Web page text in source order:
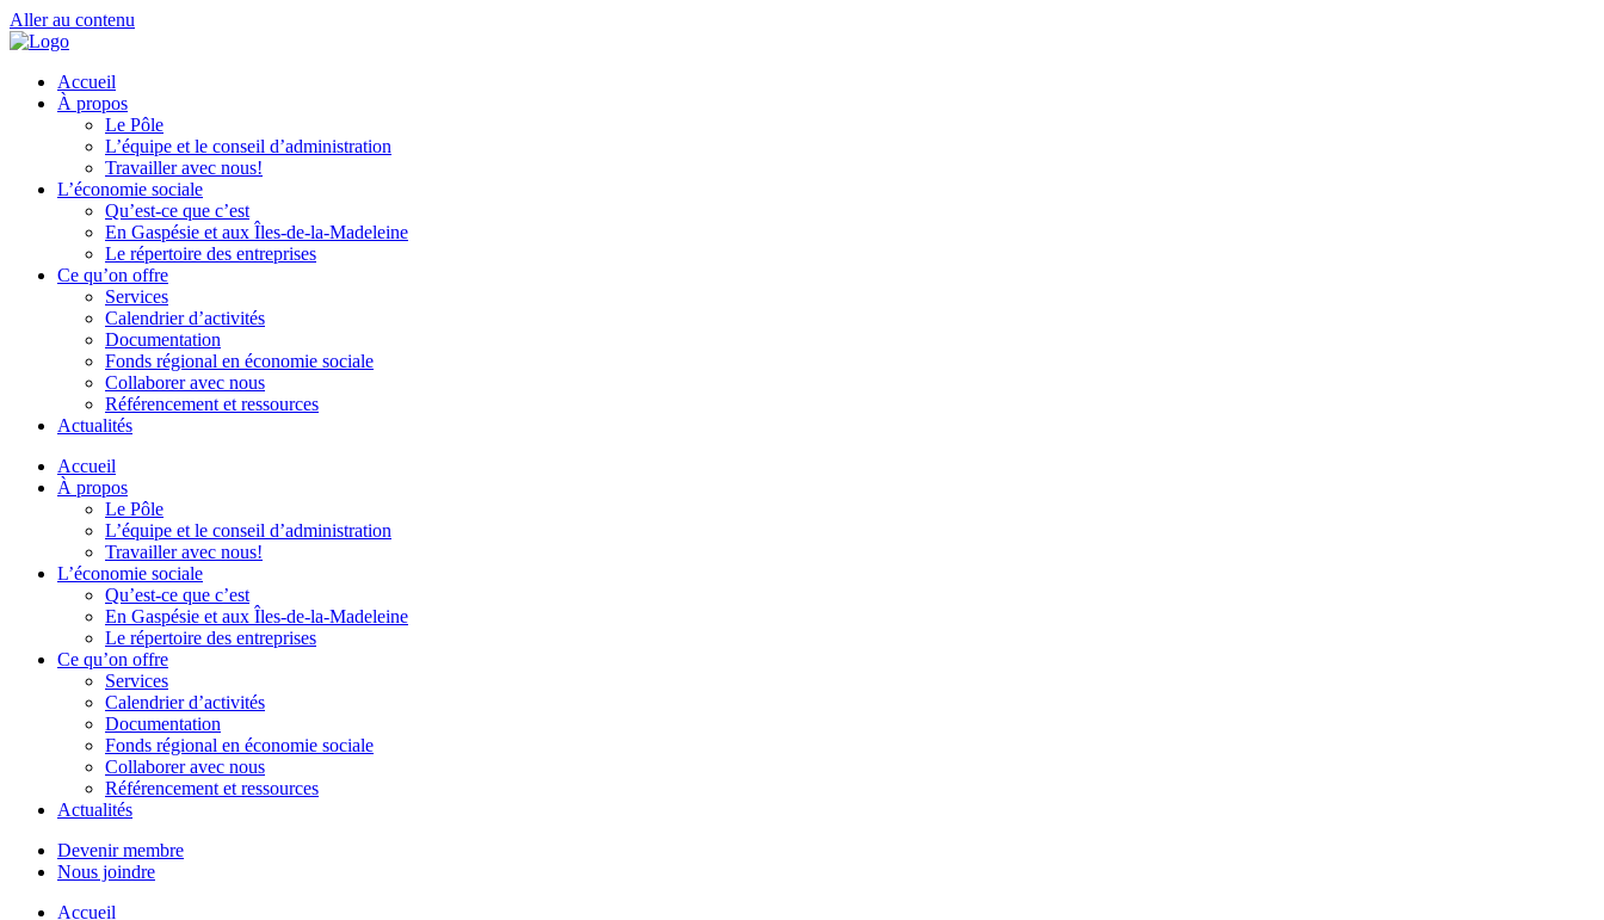
Aller au contenu
Accueil
À propos
Le Pôle
L’équipe et le conseil d’administration
Travailler avec nous!
L’économie sociale
Qu’est-ce que c’est
En Gaspésie et aux Îles-de-la-Madeleine
Le répertoire des entreprises
Ce qu’on offre
Services
Calendrier d’activités
Documentation
Fonds régional en économie sociale
Collaborer avec nous
Référencement et ressources
Actualités
Accueil
À propos
Le Pôle
L’équipe et le conseil d’administration
Travailler avec nous!
L’économie sociale
Qu’est-ce que c’est
En Gaspésie et aux Îles-de-la-Madeleine
Le répertoire des entreprises
Ce qu’on offre
Services
Calendrier d’activités
Documentation
Fonds régional en économie sociale
Collaborer avec nous
Référencement et ressources
Actualités
Devenir membre
Nous joindre
Accueil